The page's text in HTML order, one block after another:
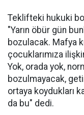
Teklifteki hukuki
"Yarın öbür gün
bozulacak. Mafya
çocuklarımıza
Yok, orada yok,
bozulmayacak,
ortaya koydukları
da bu" dedi.